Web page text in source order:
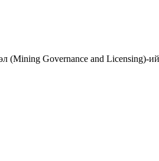
(Mining Governance and Licensing)-